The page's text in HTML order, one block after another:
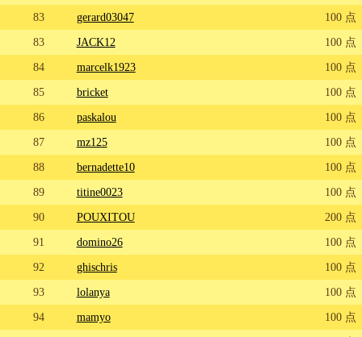
83
gerard03047
100 点
83
JACK12
100 点
84
marcelk1923
100 点
85
bricket
100 点
86
paskalou
100 点
87
mz125
100 点
88
bernadette10
100 点
89
titine0023
100 点
90
POUXITOU
200 点
91
domino26
100 点
92
ghischris
100 点
93
lolanya
100 点
94
mamyo
100 点